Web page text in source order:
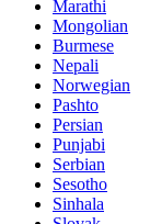
Marathi
Mongolian
Burmese
Nepali
Norwegian
Pashto
Persian
Punjabi
Serbian
Sesotho
Sinhala